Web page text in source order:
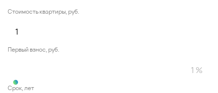
Стоимость квартиры, руб.
Первый взнос, руб.
Срок, лет